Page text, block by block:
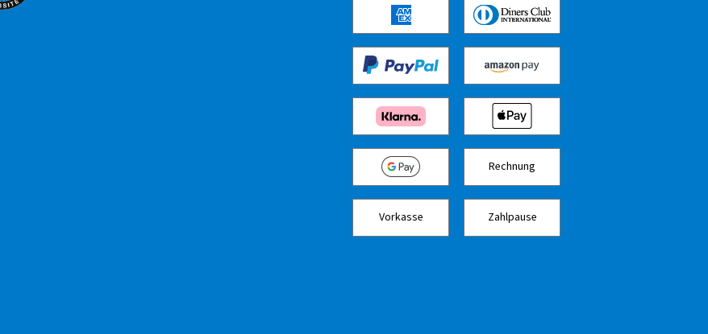
Rechnung
Vorkasse Zahlpause